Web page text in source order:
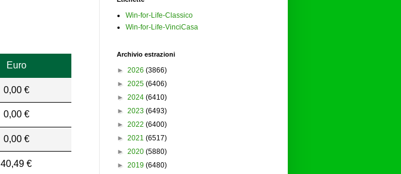
Euro
0,00 €
0,00 €
0,00 €
40,49 €
Win-for-Life-Classico
Win-for-Life-VinciCasa
Archivio estrazioni
► 2026 (3866)
► 2025 (6406)
► 2024 (6410)
► 2023 (6493)
► 2022 (6400)
► 2021 (6517)
► 2020 (5880)
► 2019 (6480)